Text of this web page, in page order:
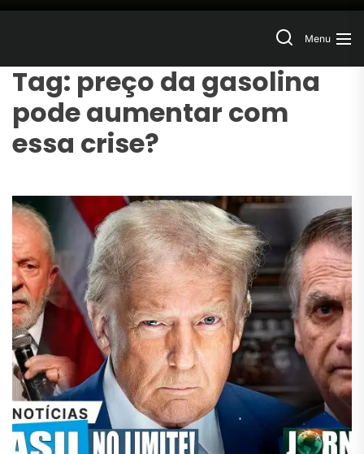
SearchMenu
Tag: preço da gasolina
pode aumentar com
essa crise?